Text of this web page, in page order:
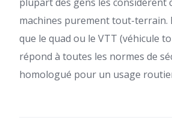
machines purement tout-terrain.
que le quad ou le VTT (véhicule
répond à toutes les normes de
homologué pour un usage